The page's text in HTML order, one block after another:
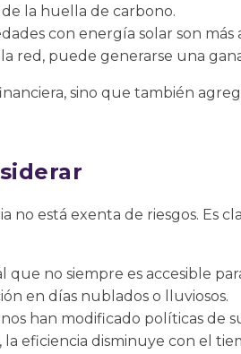
la huella de carbono.
con energía solar son
red, puede generarse una
sino que también
no está exenta de riesgos. Es
que no siempre es accesible
en días nublados o lluviosos.
han modificado políticas de
eficiencia disminuye con el